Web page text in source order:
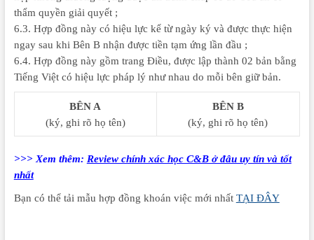
thẩm quyền giải quyết ;
6.3. Hợp đồng này có hiệu lực kể từ ngày ký và được thực hiện
ngay sau khi Bên B nhận được tiền tạm ứng lần đầu ;
6.4. Hợp đồng này gồm trang Điều, được lập thành 02 bản bằng
Tiếng Việt có hiệu lực pháp lý như nhau do mỗi bên giữ bản.
BÊN A
(ký, ghi rõ họ tên)​
BÊN B
(ký, ghi rõ họ tên)​
>>> Xem thêm: Review chính xác học C&B ở đâu uy tín và tốt
nhất
Bạn có thể tải mẫu hợp đồng khoán việc mới nhất TẠI ĐÂY